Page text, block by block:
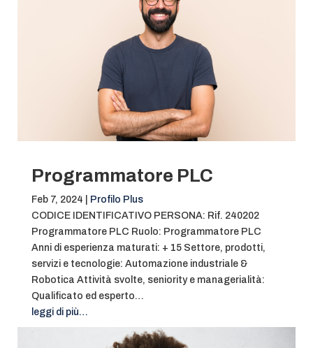
Programmatore PLC
Feb 7, 2024
Profilo Plus
CODICE IDENTIFICATIVO PERSONA: Rif. 240202
Programmatore PLC Ruolo: Programmatore PLC
Anni di esperienza maturati: + 15 Settore, prodotti,
servizi e tecnologie: Automazione industriale &
Robotica Attività svolte, seniority e managerialità:
Qualificato ed esperto…
leggi di più…